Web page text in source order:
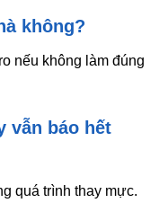
không?
nếu không làm đúng
vẫn báo hết
quá trình thay mực.